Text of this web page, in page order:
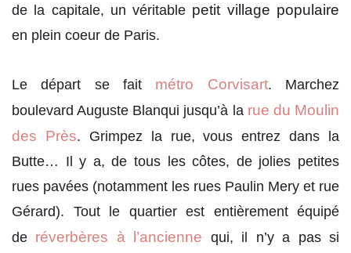
de la capitale, un véritable petit village populaire
en plein coeur de Paris.
Le départ se fait métro Corvisart. Marchez
boulevard Auguste Blanqui jusqu’à la rue du Moulin
des Près. Grimpez la rue, vous entrez dans la
Butte… Il y a, de tous les côtes, de jolies petites
rues pavées (notamment les rues Paulin Mery et rue
Gérard). Tout le quartier est entièrement équipé
de réverbères à l’ancienne qui, il n’y a pas si